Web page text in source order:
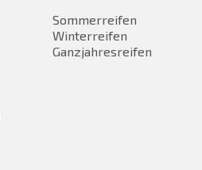
Sommerreifen
Winterreifen
Ganzjahresreifen